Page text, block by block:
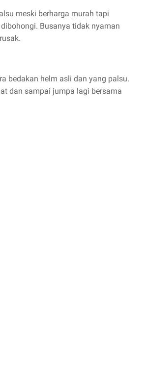
meski berharga murah tapi
Busanya tidak nyaman
bedakan helm asli dan yang palsu.
dan sampai jumpa lagi bersama